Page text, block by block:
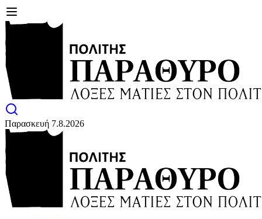
Παρασκευή 7.8.2026